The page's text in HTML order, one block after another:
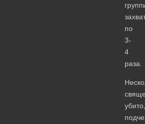
по
3-
4
раза.
убито,